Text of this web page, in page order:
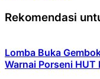
Rekomendasi
Lomba Buka
Warnai Porseni HUT